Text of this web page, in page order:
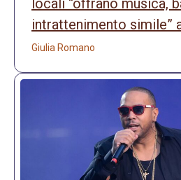
locali “offrano musica,
intrattenimento simile”
Giulia Romano